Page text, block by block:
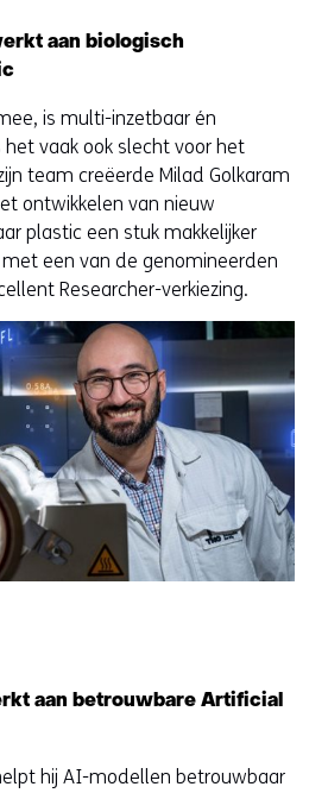
aan biologisch
is multi-inzetbaar én
het vaak ook slecht voor het
team creëerde Milad Golkaram
ontwikkelen van nieuw
plastic een stuk makkelijker
een van de genomineerden
Researcher-verkiezing.
aan betrouwbare Artificial
hij AI-modellen betrouwbaar